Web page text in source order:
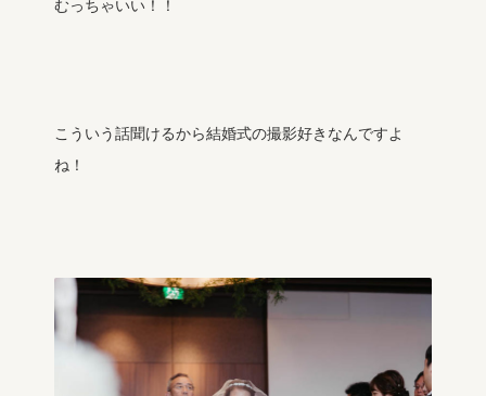
むっちゃいい！！
こういう話聞けるから結婚式の撮影好きなんですよ
ね！